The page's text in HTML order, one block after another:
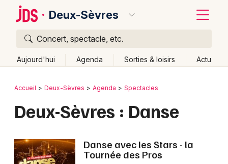
Deux-Sèvres
Concert, spectacle, etc.
Aujourd'hui Agenda Sorties & loisirs Actu
Publier un événement
Grands événements
Bordeaux
Lille
Retour
Accueil Deux-Sèvres Agenda Spectacles
Deux-Sèvres : Danse
Danse avec les Stars - la
Tournée des Pros
Quoi ?
Où ?
Près de moi
Changer de lieu
Aujourd'hui
Demain Ce week-end Autre